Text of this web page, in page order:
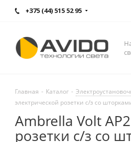
+375 (44) 515 52 95
Главная - Каталог -
электрической розетки с/з со
Ambrella Volt
розетки с/з со